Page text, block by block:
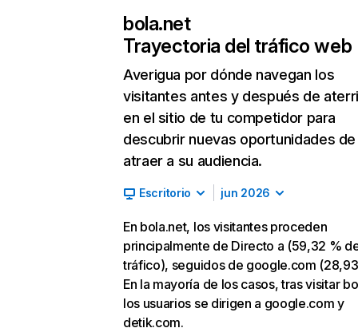
bola.net
Trayectoria del tráfico web
Averigua por dónde navegan los
visitantes antes y después de
en el sitio de tu competidor para
descubrir nuevas oportunidades de
atraer a su audiencia.
Escritorio jun 2026
En bola.net, los visitantes proceden
principalmente de Directo a (59,32 %
tráfico), seguidos de google.com
En la mayoría de los casos, tras visitar
los usuarios se dirigen a google.com y
detik.com.